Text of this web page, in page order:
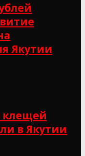
Якутии
клещей
в Якутии